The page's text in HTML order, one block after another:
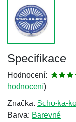
Specifikace
Hodnocení:
hodnocení)
Značka: Scho-ka-
Barva: Barevné